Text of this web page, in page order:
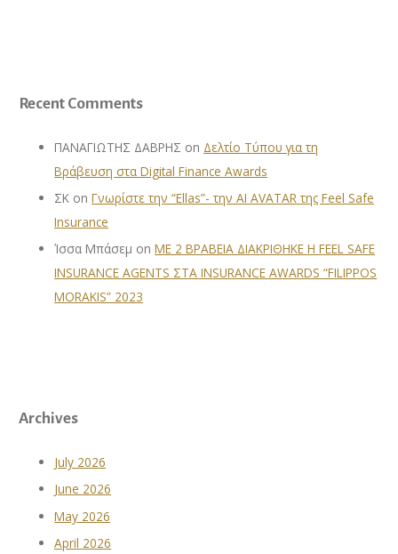
Recent Comments
ΠΑΝΑΓΙΩΤΗΣ ΔΑΒΡΗΣ on Δελτίο Τύπου για τη
Βράβευση στα Digital Finance Awards
ΣΚ onΓνωρίστε την “Ellas”- την AI AVATAR της Feel Safe
Insurance
Ίσσα Μπάσεμ onΜΕ 2 ΒΡΑΒΕΙΑ ΔΙΑΚΡΙΘΗΚΕ Η FEEL SAFE
INSURANCE AGENTS ΣΤΑ INSURANCE AWARDS “FILIPPOS
MORAKIS” 2023
Archives
July 2026
June 2026
May 2026
April 2026